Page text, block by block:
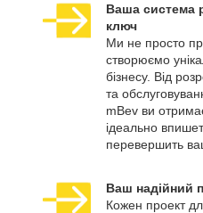
Ваша система
ключ
Ми не просто
створюємо
бізнесу. Від
та
mBev ви
ідеально
перевершить
Ваш надійний
Кожен проект